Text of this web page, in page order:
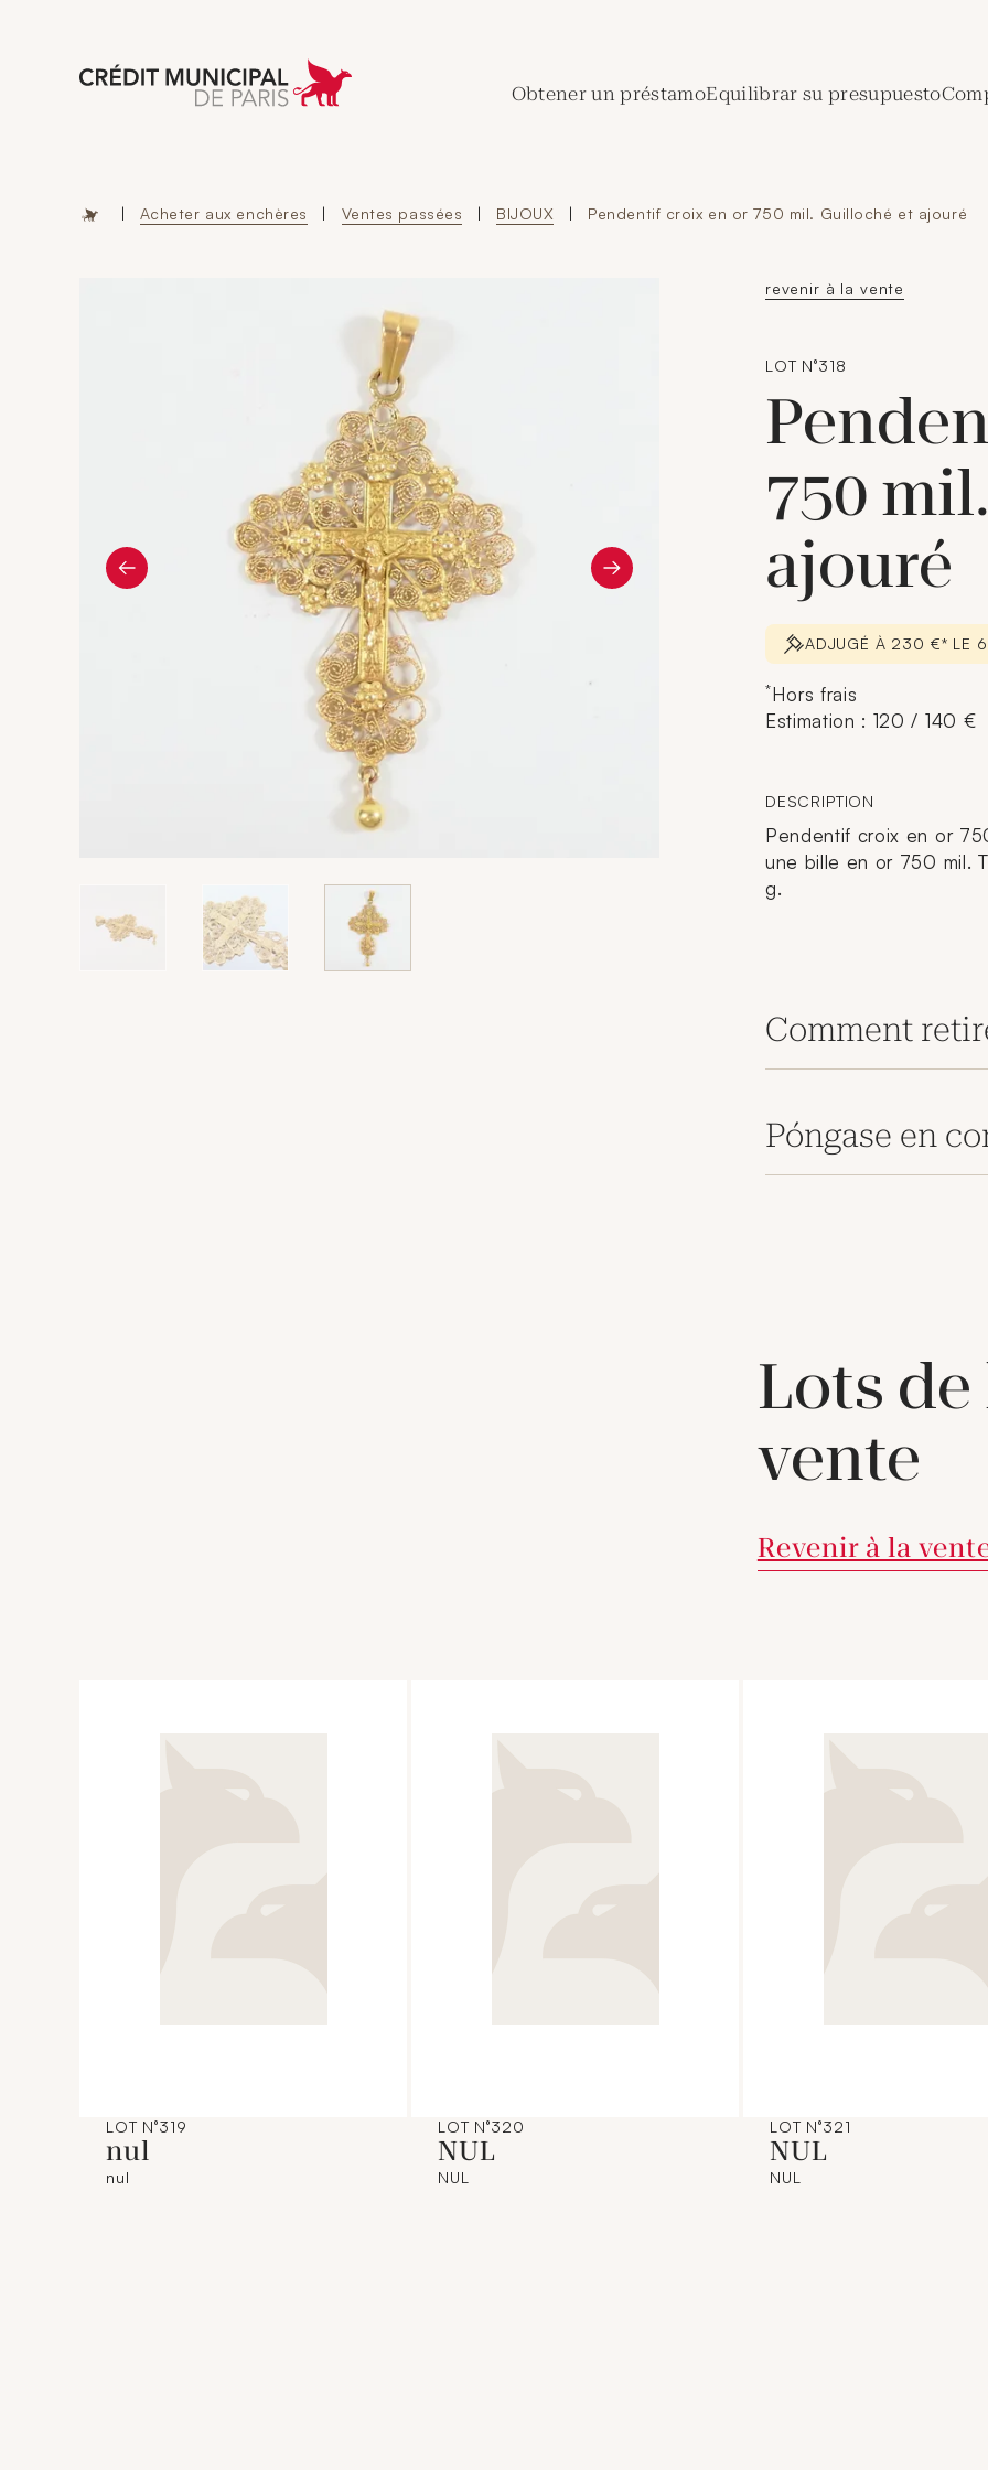
Aller à l'accueil de Crédit Municipal de Paris
Obtener un préstamoEquilibrar su presupuesto
| Acheter aux enchères | Ventes passées | BIJOUX | Pendentif croix en or 750 mil. Guilloché et ajouré
revenir à la vente
LOT N°318
750
ajouré
ADJUGÉ À 230 €* LE
*Hors frais
Estimation : 120 / 140 €
DESCRIPTION
Pendentif croix en or
une bille en or 750 mil.
g.
Comment
Póngase en
Lots de
vente
Revenir à la
LOT N°319
nul
nul
LOT N°320
NUL
NUL
LOT N°321
NUL
NUL